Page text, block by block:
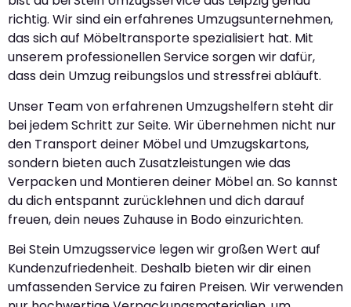
richtig. Wir sind ein erfahrenes Umzugsunternehmen,
das sich auf Möbeltransporte spezialisiert hat. Mit
unserem professionellen Service sorgen wir dafür,
dass dein Umzug reibungslos und stressfrei abläuft.
Unser Team von erfahrenen Umzugshelfern steht dir
bei jedem Schritt zur Seite. Wir übernehmen nicht nur
den Transport deiner Möbel und Umzugskartons,
sondern bieten auch Zusatzleistungen wie das
Verpacken und Montieren deiner Möbel an. So kannst
du dich entspannt zurücklehnen und dich darauf
freuen, dein neues Zuhause in Bodo einzurichten.
Bei Stein Umzugsservice legen wir großen Wert auf
Kundenzufriedenheit. Deshalb bieten wir dir einen
umfassenden Service zu fairen Preisen. Wir verwenden